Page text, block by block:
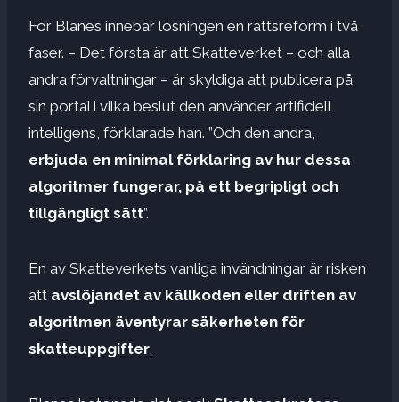
För Blanes innebär lösningen en rättsreform i två
faser. – Det första är att Skatteverket – och alla
andra förvaltningar – är skyldiga att publicera på
sin portal i vilka beslut den använder artificiell
intelligens, förklarade han. ”Och den andra,
erbjuda en minimal förklaring av hur dessa
algoritmer fungerar, på ett begripligt och
tillgängligt sätt”.
En av Skatteverkets vanliga invändningar är risken
att avslöjandet av källkoden eller driften av
algoritmen äventyrar säkerheten för
skatteuppgifter.